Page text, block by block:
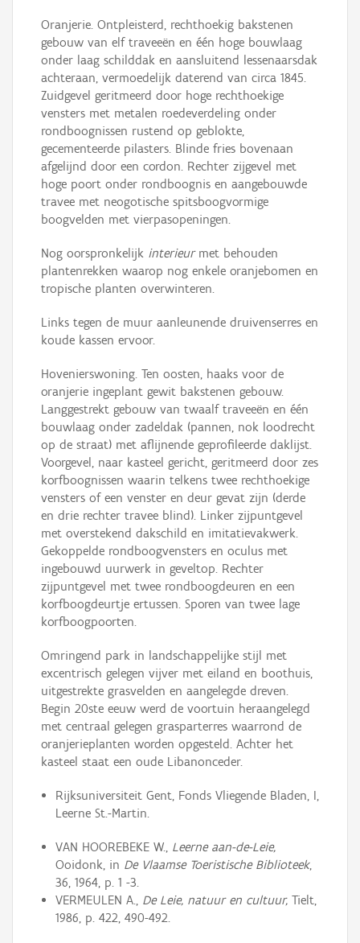
Oranjerie. Ontpleisterd, rechthoekig bakstenen
gebouw van elf traveeën en één hoge bouwlaag
onder laag schilddak en aansluitend lessenaarsdak
achteraan, vermoedelijk daterend van circa 1845.
Zuidgevel geritmeerd door hoge rechthoekige
vensters met metalen roedeverdeling onder
rondboognissen rustend op geblokte,
gecementeerde pilasters. Blinde fries bovenaan
afgelijnd door een cordon. Rechter zijgevel met
hoge poort onder rondboognis en aangebouwde
travee met neogotische spitsboogvormige
boogvelden met vierpasopeningen.
Nog oorspronkelijk interieurmet behouden
plantenrekken waarop nog enkele oranjebomen en
tropische planten overwinteren.
Links tegen de muur aanleunende druivenserres en
koude kassen ervoor.
Hovenierswoning. Ten oosten, haaks voor de
oranjerie ingeplant gewit bakstenen gebouw.
Langgestrekt gebouw van twaalf traveeën en één
bouwlaag onder zadeldak (pannen, nok loodrecht
op de straat) met aflijnende geprofileerde daklijst.
Voorgevel, naar kasteel gericht, geritmeerd door zes
korfboognissen waarin telkens twee rechthoekige
vensters of een venster en deur gevat zijn (derde
en drie rechter travee blind). Linker zijpuntgevel
met overstekend dakschild en imitatievakwerk.
Gekoppelde rondboogvensters en oculus met
ingebouwd uurwerk in geveltop. Rechter
zijpuntgevel met twee rondboogdeuren en een
korfboogdeurtje ertussen. Sporen van twee lage
korfboogpoorten.
Omringend park in landschappelijke stijl met
excentrisch gelegen vijver met eiland en boothuis,
uitgestrekte grasvelden en aangelegde dreven.
Begin 20ste eeuw werd de voortuin heraangelegd
met centraal gelegen grasparterres waarrond de
oranjerieplanten worden opgesteld. Achter het
kasteel staat een oude Libanonceder.
Rijksuniversiteit Gent, Fonds Vliegende Bladen, I,
Leerne St.-Martin.
VAN HOOREBEKE W., Leerne aan-de-Leie,
Ooidonk, in De Vlaamse Toeristische Biblioteek,
36, 1964, p. 1 -3.
VERMEULEN A., De Leie, natuur en cultuur,Tielt,
1986, p. 422, 490-492.